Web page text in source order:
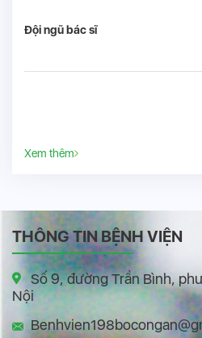
Đội ngũ bác sĩ
Xem thêm
THÔNG TIN BỆNH VIỆN
Số 9, đường Trần Bình,
Nội